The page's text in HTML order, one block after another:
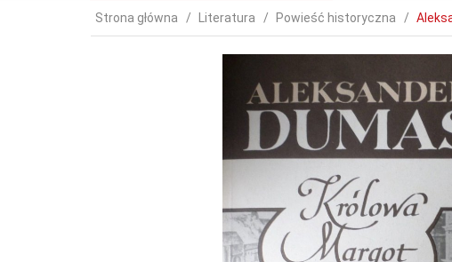
Strona główna Literatura Powieść historyczna